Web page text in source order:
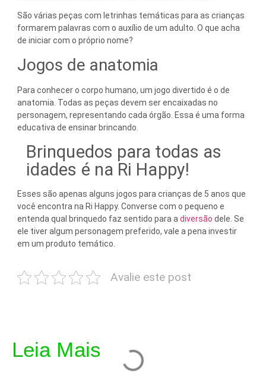
São várias peças com letrinhas temáticas para as crianças
formarem palavras com o auxílio de um adulto. O que acha
de iniciar com o próprio nome?
Jogos de anatomia
Para conhecer o corpo humano, um jogo divertido é o de
anatomia. Todas as peças devem ser encaixadas no
personagem, representando cada órgão. Essa é uma forma
educativa de ensinar brincando.
Brinquedos para todas as
idades é na Ri Happy!
Esses são apenas alguns jogos para crianças de 5 anos que
você encontra na Ri Happy. Converse com o pequeno e
entenda qual brinquedo faz sentido para a diversão dele. Se
ele tiver algum personagem preferido, vale a pena investir
em um produto temático.
Avalie este post
Leia Mais